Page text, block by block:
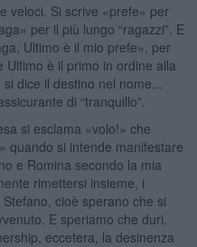
veloci. Si scrive «prefe» per
per il più lungo “ragazzi”. E
Ultimo è il mio prefe», per
è il primo in ordine alla
dice il destino nel nome...
di “tranquillo”.
si esclama «volo!» che
quando si intende manifestare
e Romina secondo la mia
rimettersi insieme, i
cioè sperano che si
E speriamo che duri,
eccetera, la desinenza